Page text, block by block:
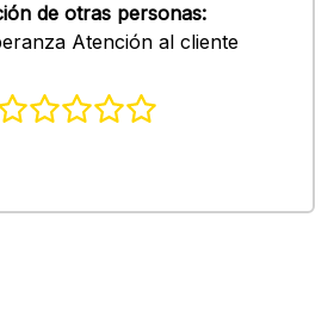
de otras personas:
Atención al cliente